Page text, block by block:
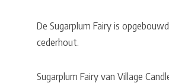
De Sugarplum Fairy is
cederhout.
Sugarplum Fairy van Village